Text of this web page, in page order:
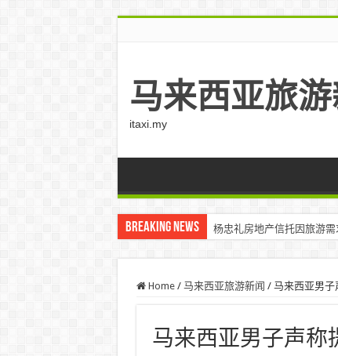
马来西亚旅游
itaxi.my
Breaking News 杨忠礼房地产信托因旅游
Home / 马来西亚旅游新闻 / 马来西亚男
马来西亚男子声称